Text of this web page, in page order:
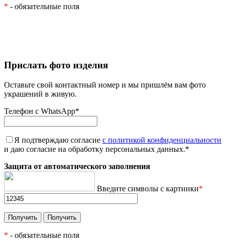
* - обязательные поля
Прислать фото изделия
Оставьте свой контактный номер и мы пришлём вам фото
украшений в живую.
Телефон с WhatsApp*
Я подтверждаю согласие с политикой конфиденциальности
и даю согласие на обработку персональных данных.*
Защита от автоматического заполнения
Введите символы с картинки*
* - обязательные поля